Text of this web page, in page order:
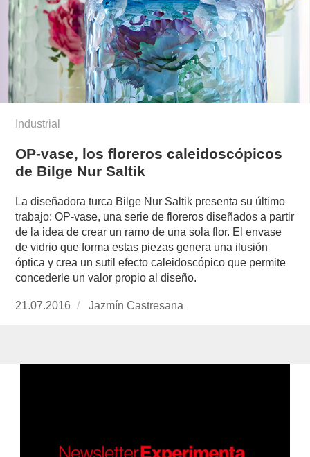
Industrial
OP-vase, los floreros caleidoscópicos
de Bilge Nur Saltik
La diseñadora turca Bilge Nur Saltik presenta su último
trabajo: OP-vase, una serie de floreros diseñados a partir
de la idea de crear un ramo de una sola flor. El envase
de vidrio que forma estas piezas genera una ilusión
óptica y crea un sutil efecto caleidoscópico que permite
concederle un valor propio al diseño.
Publicado
21.07.2016
https://www.experimenta.es/author/jazmin-
Jazmín Castresana